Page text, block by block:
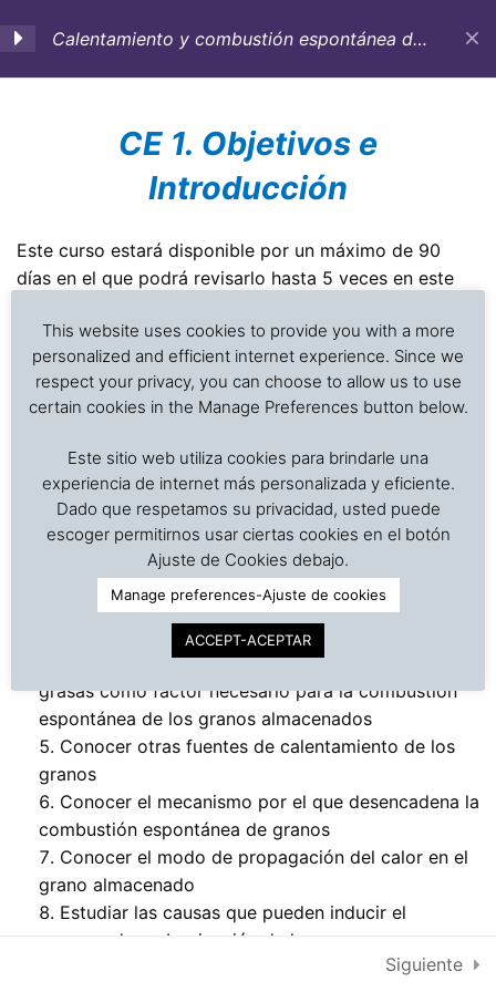
Previous Slide
◀︎
Investigación de daños a alimentos en contenedores
temperatura, ventilación, demoras, condición del
producto, embalaje, estiba y transferencia de carga.
Transporte marítimo de alimentos
Calentamiento y combustión espontánea de
Introducción
CE 1. Objetivos e
calentamiento y
combustión espontánea
de granos y sus
productos
3. Combustión
espontánea de granos
almacenados en buques
y silos
1
4. Consideraciones
adicionales para el
(Códices IMSBC y IMDG)
1
5. Referencias y
bibliografía consultada
CE 1. Objetivos e
Introducción
Este curso estará disponible por un máximo de 90
días en el que podrá revisarlo hasta 5 veces en este
Objetivos del curso:
Se espera que al finalizar el curso el lector sea capaz
Conocer las causas del calentamiento de los
granos y sus subproductos como pellets, tortas y
harinas de semillas oleaginosas
Conocer el concepto de actividad de agua y su
relación con la humedad del grano y la temperatura
Conocer el mecanismo de calentamiento de los
granos por crecimiento de hongos
Conocer la importancia de la oxidación de las
grasas como factor necesario para la combustión
espontánea de los granos almacenados
Conocer otras fuentes de calentamiento de los
granos
Conocer el mecanismo por el que desencadena la
combustión espontánea de granos
Conocer el modo de propagación del calor en el
grano almacenado
Estudiar las causas que pueden inducir el
proceso de carbonización de los granos y sus
Siguiente
Copyright | Derechos reservados | Dr. J. A. Barreiro
Cargo Inspection Service LLC | 2018-2025
Política de Privacidad
Condiciones de uso
Intra-net
This website uses cookies to provide you with a more
personalized and efficient internet experience. Since we
respect your privacy, you can choose to allow us to use
certain cookies in the Manage Preferences button below.
Este sitio web utiliza cookies para brindarle una
experiencia de internet más personalizada y eficiente.
Dado que respetamos su privacidad, usted puede
escoger permitirnos usar ciertas cookies en el botón
Ajuste de Cookies debajo.
Manage preferences-Ajuste de cookies
ACCEPT-ACEPTAR